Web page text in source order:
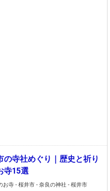
の寺社めぐり｜歴史と祈り
寺15選
お寺 - 桜井市 - 奈良の神社 - 桜井市